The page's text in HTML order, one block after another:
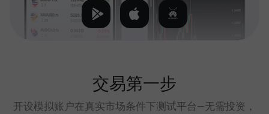
交易第一步
开设模拟账户在真实市场条件下测试平台—无需投资，